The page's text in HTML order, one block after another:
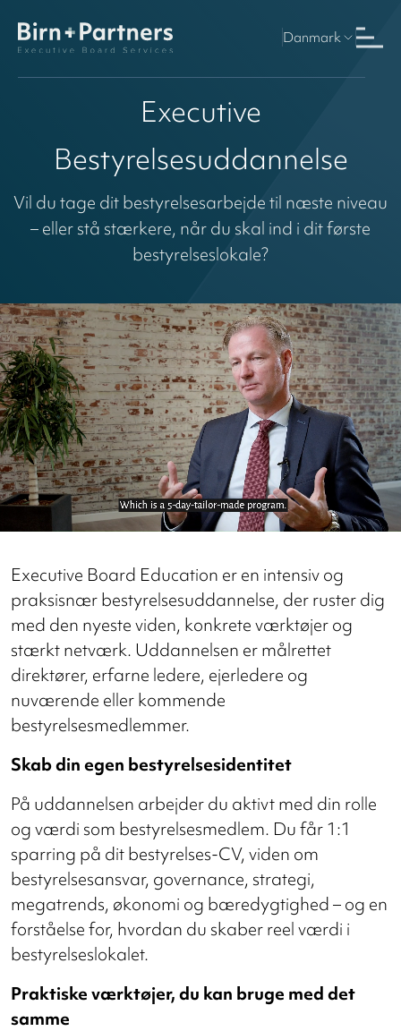
Danmark
Executive
Bestyrelsesuddannelse
Vil du tage dit bestyrelsesarbejde til næste niveau
– eller stå stærkere, når du skal ind i dit første
bestyrelseslokale?
Executive Board Education er en intensiv og
praksisnær bestyrelsesuddannelse, der ruster dig
med den nyeste viden, konkrete værktøjer og
stærkt netværk. Uddannelsen er målrettet
direktører, erfarne ledere, ejerledere og
nuværende eller kommende
bestyrelsesmedlemmer.
Skab din egen bestyrelsesidentitet
På uddannelsen arbejder du aktivt med din rolle
og værdi som bestyrelsesmedlem. Du får 1:1
sparring på dit bestyrelses-CV, viden om
bestyrelsesansvar, governance, strategi,
megatrends, økonomi og bæredygtighed – og en
forståelse for, hvordan du skaber reel værdi i
bestyrelseslokalet.
Praktiske værktøjer, du kan bruge med det
samme